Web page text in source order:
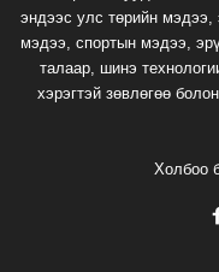
эндээс улс төрийн мэдээ,
мэдээ, спортын мэдээ,
талаар, шинэ
хэрэгтэй зөвлөгөө
Холбоо